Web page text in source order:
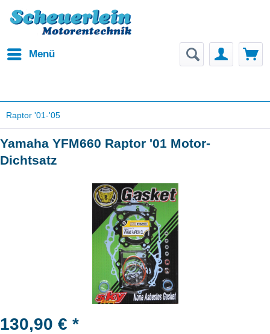
Menü
Raptor '01-'05
Yamaha YFM660 Raptor '01 Motor-
Dichtsatz
130,90 € *